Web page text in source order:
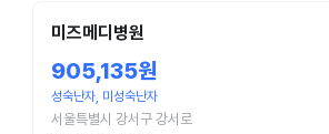
미즈메디병원
905,135원
성숙난자, 미성숙난자
서울특별시 강서구 강서로